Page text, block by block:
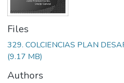
Files
329. COLCIENCIAS PLAN
(9.17 MB)
Authors